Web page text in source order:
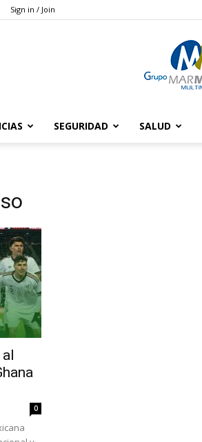
Sign in / Join
SEGURIDAD SALUD
0